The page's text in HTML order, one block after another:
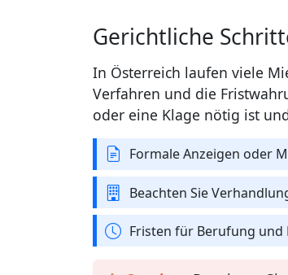
Gerichtliche
In Österreich laufen viele
Verfahren und die
oder eine Klage nötig ist
Formale Anzeigen oder
Beachten Sie
Fristen für Berufung und